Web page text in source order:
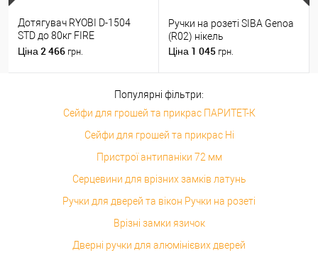
Дотягувач RYOBI D-1504
STD до 80кг FIRE
Коричневий
Ціна 2 466 грн.
Ручки на розеті SIBA Genoa
(R02) нікель
Ціна 1 045 грн.
Популярні фільтри:
Сейфи для грошей та прикрас ПАРИТЕТ-К
Сейфи для грошей та прикрас Ні
Пристрої антипаніки 72 мм
Серцевини для врізних замків латунь
Ручки для дверей та вікон Ручки на розеті
Врізні замки язичок
Дверні ручки для алюмінієвих дверей